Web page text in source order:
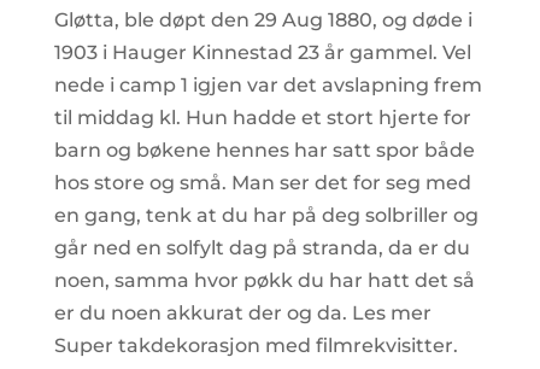
Gløtta, ble døpt den 29 Aug 1880, og døde i
1903 i Hauger Kinnestad 23 år gammel. Vel
nede i camp 1 igjen var det avslapning frem
til middag kl. Hun hadde et stort hjerte for
barn og bøkene hennes har satt spor både
hos store og små. Man ser det for seg med
en gang, tenk at du har på deg solbriller og
går ned en solfylt dag på stranda, da er du
noen, samma hvor pøkk du har hatt det så
er du noen akkurat der og da. Les mer
Super takdekorasjon med filmrekvisitter.